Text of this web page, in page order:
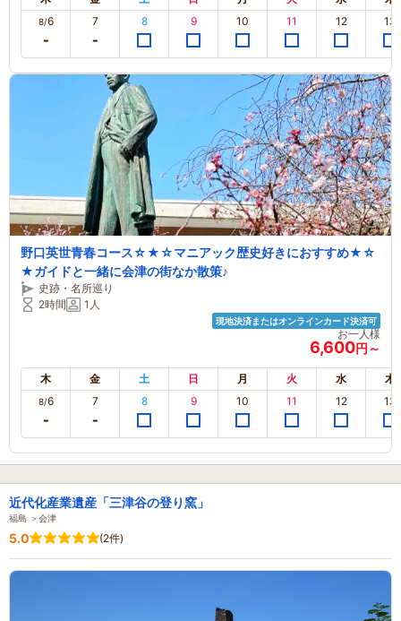
8/6 7 8 9 10 11 12 13
野口英世青春コース☆★☆マニアック歴史好きにおすすめ★☆
★ガイドと一緒に会津の街なか散策♪
史跡・名所巡り
2時間
1人
現地決済またはオンラインカード決済可
お一人様
6,600円～
木 金 土 日 月 火 水 木
8/6 7 8 9 10 11 12 13
近代化産業遺産「三津谷の登り窯」
福島 ＞会津
5.0 (2件)